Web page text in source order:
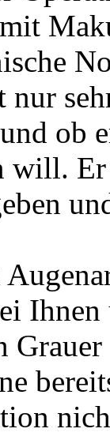
nur
ob
will.